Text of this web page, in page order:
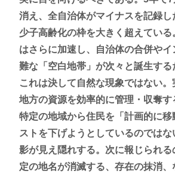
消え、全自治体がマイナスを記録し
少子高齢化の枠を大きく超えてい
はさらに加速し、自治体の合併やイ
難な「空白地帯」が次々と誕生する
これは決して自然な現象ではない
地方の資源を効率的に管理・収奪す
特定の地域から住民を「計画的に移
ストを下げようとしているのでは
影が見え隠れする。次に報じられ
定の地名が消滅する、存在の抹消、